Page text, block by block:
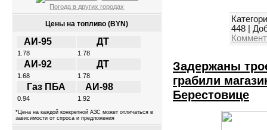
Погода в других городах
Цены на топливо (BYN)
АИ-95 ДТ
1.78 1.78
АИ-92 ДТ
1.68 1.78
Газ ПБА АИ-98
0.94 1.92
*Цена на каждой конкретной АЗС может отличаться в
зависимости от спроса и предложения
448
Задержаны
грабили
Берестовице